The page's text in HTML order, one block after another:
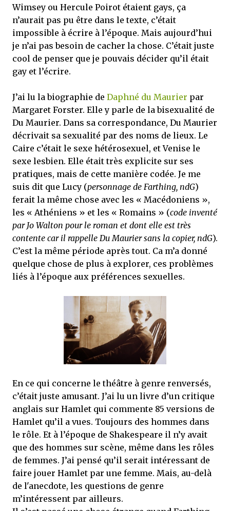
Wimsey ou Hercule Poirot étaient gays, ça
n’aurait pas pu être dans le texte, c’était
impossible à écrire à l’époque. Mais aujourd’hui
je n’ai pas besoin de cacher la chose. C’était juste
cool de penser que je pouvais décider qu’il était
gay et l’écrire.
J’ai lu la biographie de Daphné du Maurier par
Margaret Forster. Elle y parle de la bisexualité de
Du Maurier. Dans sa correspondance, Du Maurier
décrivait sa sexualité par des noms de lieux. Le
Caire c’était le sexe hétérosexuel, et Venise le
sexe lesbien. Elle était très explicite sur ses
pratiques, mais de cette manière codée. Je me
suis dit que Lucy (personnage de Farthing, ndG)
ferait la même chose avec les « Macédoniens »,
les « Athéniens » et les « Romains » (code inventé
par Jo Walton pour le roman et dont elle est très
contente car il rappelle Du Maurier sans la copier, ndG).
C’est la même période après tout. Ca m’a donné
quelque chose de plus à explorer, ces problèmes
liés à l’époque aux préférences sexuelles.
En ce qui concerne le théâtre à genre renversés,
c’était juste amusant. J’ai lu un livre d’un critique
anglais sur Hamlet qui commente 85 versions de
Hamlet qu’il a vues. Toujours des hommes dans
le rôle. Et à l’époque de Shakespeare il n’y avait
que des hommes sur scène, même dans les rôles
de femmes. J’ai pensé qu’il serait intéressant de
faire jouer Hamlet par une femme. Mais, au-delà
de l'anecdote, les questions de genre
m’intéressent par ailleurs.